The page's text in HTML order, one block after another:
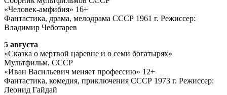
«Человек-амфибия» 16+
Фантастика, драма, мелодрама СССР 1961 г. Режиссер:
Владимир Чеботарев
5 августа
«Сказка о мертвой царевне и о семи богатырях»
Мультфильм, СССР
«Иван Васильевич меняет профессию» 12+
Фантастика, комедия, приключения СССР 1973 г. Режиссер:
Леонид Гайдай